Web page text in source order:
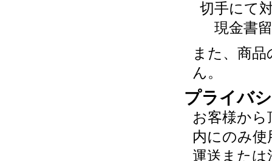
切手にて
現金書
また、商
ん。
プライバ
お客様か
内にのみ
運送または